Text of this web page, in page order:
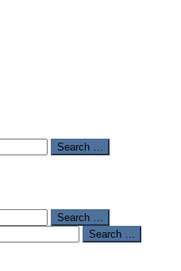
Search …
Search …
Search …